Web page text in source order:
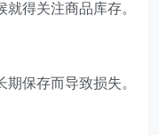
得关注商品库存。
保存而导致损失。